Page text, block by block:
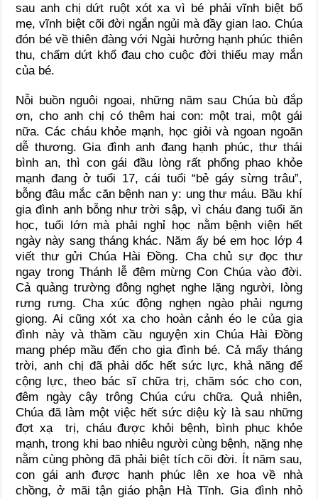
sau anh chị dứt ruột xót xa vì bé phải vĩnh biệt bố
mẹ, vĩnh biệt cõi đời ngắn ngủi mà đầy gian lao. Chúa
đón bé về thiên đàng với Ngài hưởng hạnh phúc thiên
thu, chấm dứt khổ đau cho cuộc đời thiếu may mắn
của bé.
Nỗi buồn nguôi ngoai, những năm sau Chúa bù đắp
ơn, cho anh chị có thêm hai con: một trai, một gái
nữa. Các cháu khỏe mạnh, học giỏi và ngoan ngoãn
dễ thương. Gia đình anh đang hạnh phúc, thư thái
bình an, thì con gái đầu lòng rất phổng phao khỏe
mạnh đang ở tuổi 17, cái tuổi “bẻ gáy sừng trâu”,
bỗng đâu mắc căn bệnh nan y: ung thư máu. Bầu khí
gia đình anh bỗng như trời sập, vì cháu đang tuổi ăn
học, tuổi lớn mà phải nghỉ học nằm bệnh viện hết
ngày này sang tháng khác. Năm ấy bé em học lớp 4
viết thư gửi Chúa Hài Đồng. Cha chủ sự đọc thư
ngay trong Thánh lễ đêm mừng Con Chúa vào đời.
Cả quảng trường đông nghẹt nghe lặng người, lòng
rưng rưng. Cha xúc động nghẹn ngào phải ngưng
giọng. Ai cũng xót xa cho hoàn cảnh éo le của gia
đình này và thầm cầu nguyện xin Chúa Hài Đồng
mang phép mầu đến cho gia đình bé. Cả mấy tháng
trời, anh chị đã phải dốc hết sức lực, khả năng để
cộng lực, theo bác sĩ chữa trị, chăm sóc cho con,
đêm ngày cậy trông Chúa cứu chữa. Quả nhiên,
Chúa đã làm một việc hết sức diệu kỳ là sau những
đợt xạ trị, cháu được khỏi bệnh, bình phục khỏe
mạnh, trong khi bao nhiêu người cùng bệnh, nặng nhẹ
nằm cùng phòng đã phải biệt tích cõi đời. Ít năm sau,
con gái anh được hạnh phúc lên xe hoa về nhà
chồng, ở mãi tận giáo phận Hà Tĩnh. Gia đình nhỏ